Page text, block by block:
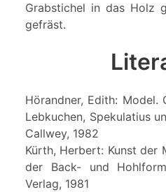
Grabstichel in das Holz
gefräst.
Hörandner, Edith: Model.
Lebkuchen, Spekulatius
Callwey, 1982
Kürth, Herbert: Kunst der
der Back- und
Verlag, 1981